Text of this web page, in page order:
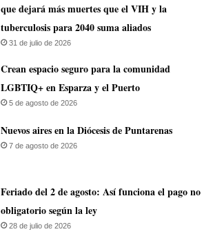
que dejará más muertes que el VIH y la
tuberculosis para 2040 suma aliados
31 de julio de 2026
Crean espacio seguro para la comunidad
LGBTIQ+ en Esparza y el Puerto
5 de agosto de 2026
​Nuevos aires en la Diócesis de Puntarenas
7 de agosto de 2026
Feriado del 2 de agosto: Así funciona el pago no
obligatorio según la ley
28 de julio de 2026